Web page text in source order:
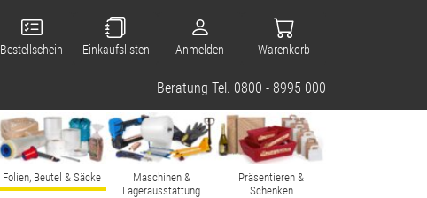
Bestellschein Einkaufslisten Anmelden Warenkorb
Beratung Tel. 0800 - 8995 000
Folien, Beutel & Säcke
Maschinen &
Lagerausstattung
Präsentieren &
Schenken